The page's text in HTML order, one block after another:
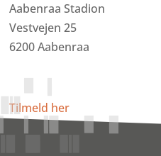
Aabenraa Stadion
Vestvejen 25
6200 Aabenraa
Tilmeld her